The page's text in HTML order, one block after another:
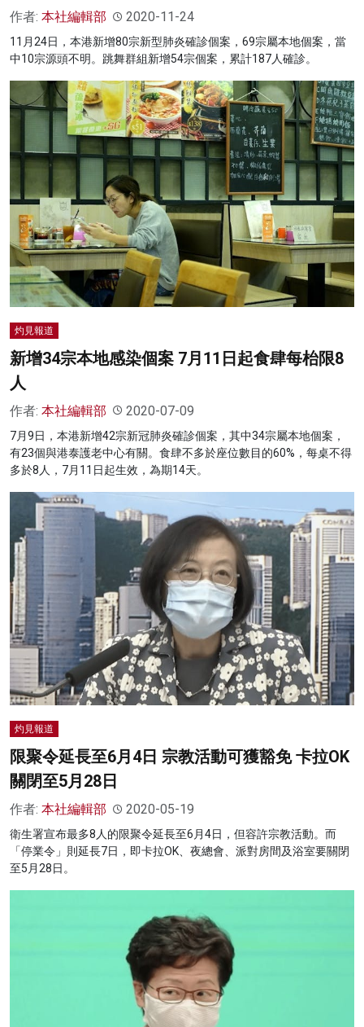
作者: 本社編輯部 2020-11-24
11月24日，本港新增80宗新型肺炎確診個案，69宗屬本地個案，當
中10宗源頭不明。跳舞群組新增54宗個案，累計187人確診。
灼見報道
新增34宗本地感染個案 7月11日起食肆每枱限8
人
作者: 本社編輯部 2020-07-09
7月9日，本港新增42宗新冠肺炎確診個案，其中34宗屬本地個案，
有23個與港泰護老中心有關。食肆不多於座位數目的60%，每桌不得
多於8人，7月11日起生效，為期14天。
灼見報道
限聚令延長至6月4日 宗教活動可獲豁免 卡拉OK
關閉至5月28日
作者: 本社編輯部 2020-05-19
衛生署宣布最多8人的限聚令延長至6月4日，但容許宗教活動。而
「停業令」則延長7日，即卡拉OK、夜總會、派對房間及浴室要關閉
至5月28日。